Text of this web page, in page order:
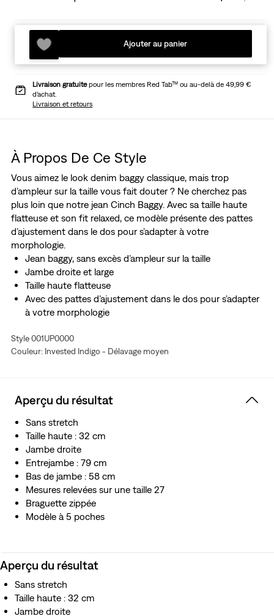
Ajouter au panier
Livraison gratuitepour les membres Red Tab™ ou au-delà de 49,99 €
d’achat.
Livraison et retours
À Propos De Ce Style
Vous aimez le look denim baggy classique, mais trop
d’ampleur sur la taille vous fait douter ? Ne cherchez pas
plus loin que notre jean Cinch Baggy. Avec sa taille haute
flatteuse et son fit relaxed, ce modèle présente des pattes
d’ajustement dans le dos pour s’adapter à votre
morphologie.
Jean baggy, sans excès d’ampleur sur la taille
Jambe droite et large
Taille haute flatteuse
Avec des pattes d’ajustement dans le dos pour s’adapter
à votre morphologie
obtenir un drapé décontracté.
Prenez votre taille habituelle, il tombera comme il faut
Style 001UP0000
Couleur: Invested Indigo - Délavage moyen
Aperçu du résultat
Sans stretch
Taille haute : 32 cm
Jambe droite
Entrejambe : 79 cm
Bas de jambe : 58 cm
Mesures relevées sur une taille 27
Braguette zippée
Modèle à 5 poches
Aperçu du résultat
Sans stretch
Taille haute : 32 cm
Jambe droite